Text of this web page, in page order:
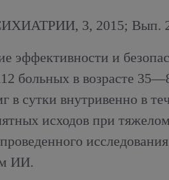
3, 2015; Вып.
эффективности и
больных в возрасте
в сутки внутривенно в
исходов при
ИИ.